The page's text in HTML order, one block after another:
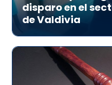
disparo en el
de Valdivia